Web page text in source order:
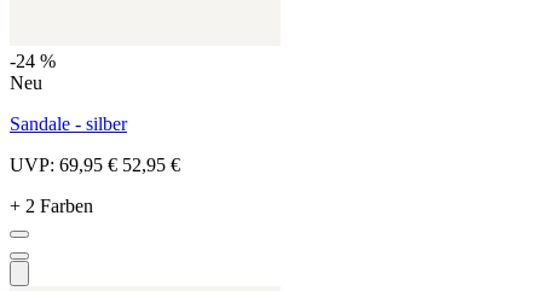
-24 %
Neu
Sandale - silber
UVP: 69,95 € 52,95 €
+ 2 Farben